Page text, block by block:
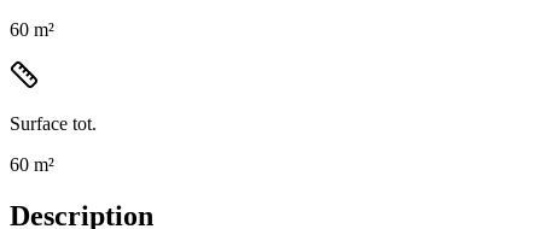
60 m²
Surface tot.
60 m²
Description